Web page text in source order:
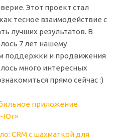
Этот проект стал
тесное взаимодействие с
лучших результатов. В
7 лет нашему
поддержки и продвижения
много интересных
прямо сейчас :)
приложение
Юг»
CRM с шахматкой для